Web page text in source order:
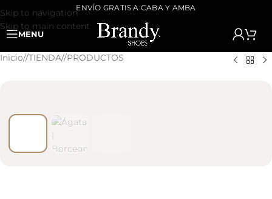
Skip to navigation
Skip to main content
ENVÍO GRATIS A CABA Y AMBA
MENU
Inicio/ TIENDA/ PRODUCTOS